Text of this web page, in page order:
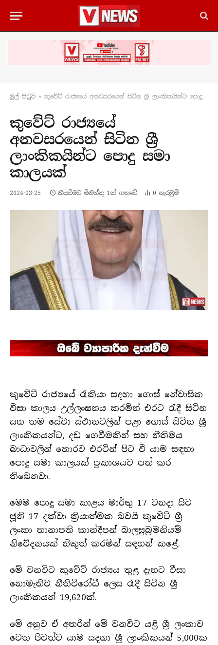
මුල් පිටු​ව » කුවේට් රාජ්‍යයේ අනවසරයෙන් සිටින ශ්‍රී ලාංකිකයින්ට පොදු සමා කාලයක්
කුවේට් රාජ්‍යයේ
අනවසරයෙන් සිටින ශ්‍රී
ලාංකිකයින්ට පොදු සමා
කාලයක්
2024-03-25 කියවීමට මිනිත්තු 1ක් ගතවේ. 0 නැරඹු​ම්
කුවේට් රාජ්‍යයේ රැකියා සදහා ගොස් නේවාසික
වීසා කාලය උල්ලංඝනය කරමින් එරට රැදී සිටින
සහ තම සේවා ස්ථානවලින් පළා ගොස් සිටින ශ්‍රී
ලාංකිකයන්ට, දඩ ගෙවීමකින් සහ නීතිමය
බාධාවලින් තොරව එරටින් පිට වී යාම සඳහා
පොදු සමා කාලයක් ප්‍රකාශයට පත් කර
තිබෙනවා.
මෙම පොදු සමා කාළය මාර්තු 17 වනදා සිට
ජූනි 17 දක්වා ක්‍රියාත්මක බවයි කුවේට් ශ්‍රී
ලංකා තානාපති කාන්දීපන් බාලසුබ්‍රමනියම්
නිවේදනයක් නිකුත් කරමින් සඳහන් කළේ.
මේ වනවිට කුවේට් රාජ්‍යය තුළ දැනට වීසා
නොමැතිව නීතිවිරෝධී ලෙස රැදී සිටින ශ්‍රී
ලාංකිකයන් 19,620ක්.
මේ අනුව ඒ අතරින් මේ වනවිට යළි ශ්‍රී ලංකාව
වෙත පිටත්ව යාම සදහා ශ්‍රී ලාංකිකයන් 5,000ක